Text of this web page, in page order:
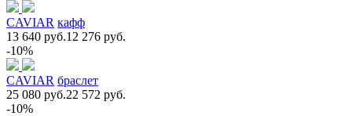
CAVIAR кафф
13 640 руб.12 276 руб.
-10%
CAVIAR браслет
25 080 руб.22 572 руб.
-10%